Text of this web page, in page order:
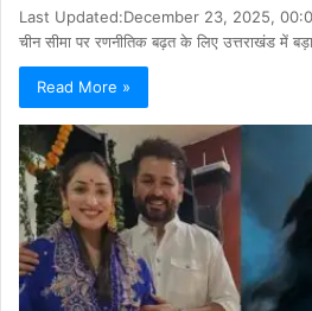
Last Updated:December 23, 2025,
चीन सीमा पर रणनीतिक बढ़त के लिए उत्तराखंड में
Read More »